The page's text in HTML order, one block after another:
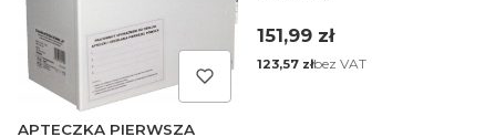
APTECZKA PIERWSZA
Cena
151,99 zł
Cena
123,57 złbez VAT